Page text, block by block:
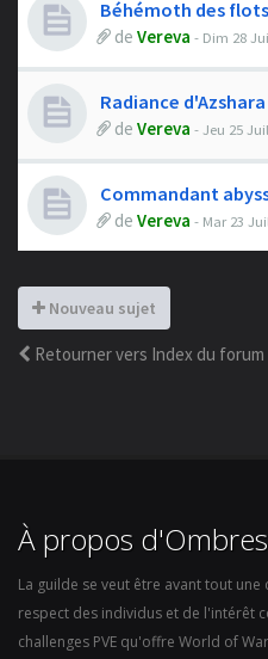
Béhémoth des
de Vereva - Dim 28
Radiance
de Vereva - Jeu 25
Commandant
de Vereva - Mar 23
Nouveau sujet
Retourner vers Index du forum
À propos
La guilde se veut être avant tout
respect des individus et de l'intérêt
challenges PVE qu'offre World of